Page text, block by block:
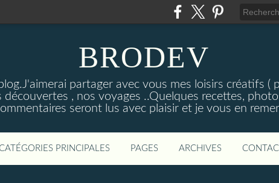
BRODEV
partager avec vous mes loisirs créatifs (
découvertes , nos voyages ..Quelques recettes,
seront lus avec plaisir et je vous en
PRINCIPALES PAGES ARCHIVES